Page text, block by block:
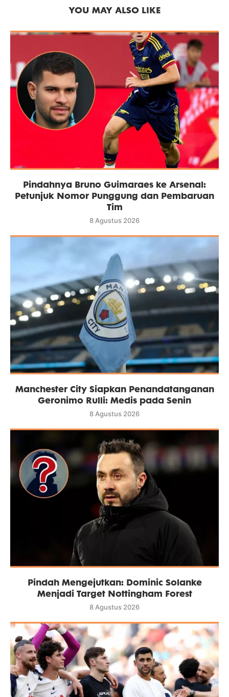
YOU MAY ALSO LIKE
Pindahnya Bruno Guimaraes ke Arsenal:
Petunjuk Nomor Punggung dan Pembaruan
Tim
8 Agustus 2026
Manchester City Siapkan Penandatanganan
Geronimo Rulli: Medis pada Senin
8 Agustus 2026
Pindah Mengejutkan: Dominic Solanke
Menjadi Target Nottingham Forest
8 Agustus 2026